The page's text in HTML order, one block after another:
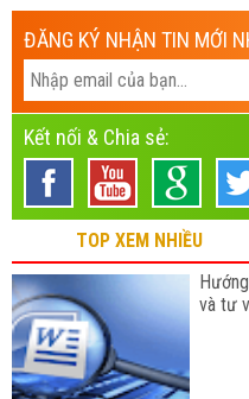
ĐĂNG KÝ NHẬN TIN MỚI
Kết nối & Chia sẻ:
TOP XEM NHIỀU
và tư